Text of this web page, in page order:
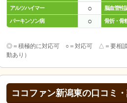
アルツハイマー ○ 脳血管性
パーキンソン病 ○ 骨折・骨
◎＝積極的に対応可 ○＝対応可 △＝要相
動あり）
ココファン新潟東の口コミ・